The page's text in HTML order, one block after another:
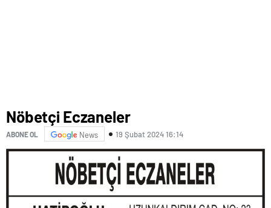
Nöbetçi Eczaneler
ABONE OL News 19 Şubat 2024 16:14